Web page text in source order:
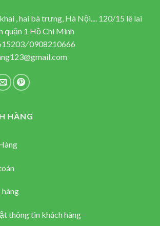
, hai bà trưng, Hà Nội.... 120/15 lê lai
quận 1 Hồ Chí Minh
/0908210666
HÀNG
hàng
thông tin khách hàng